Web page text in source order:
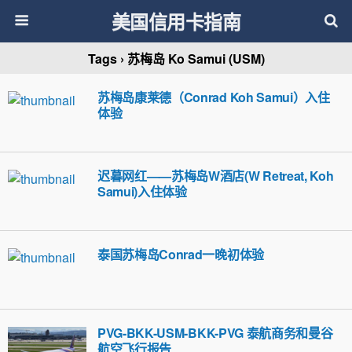
美国信用卡指南
Tags › 苏梅岛 Ko Samui (USM)
苏梅岛康莱德（Conrad Koh Samui）入住
体验
迟暮网红——苏梅岛W酒店(W Retreat, Koh
Samui)入住体验
泰国苏梅岛Conrad一晚初体验
PVG-BKK-USM-BKK-PVG 泰航商务和曼谷